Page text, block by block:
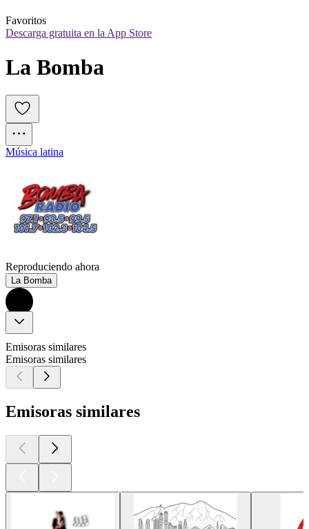
Favoritos
Descarga gratuita en la App Store
La Bomba
Música latina
Reproduciendo ahora
La Bomba
Emisoras similares
Emisoras similares
Emisoras similares